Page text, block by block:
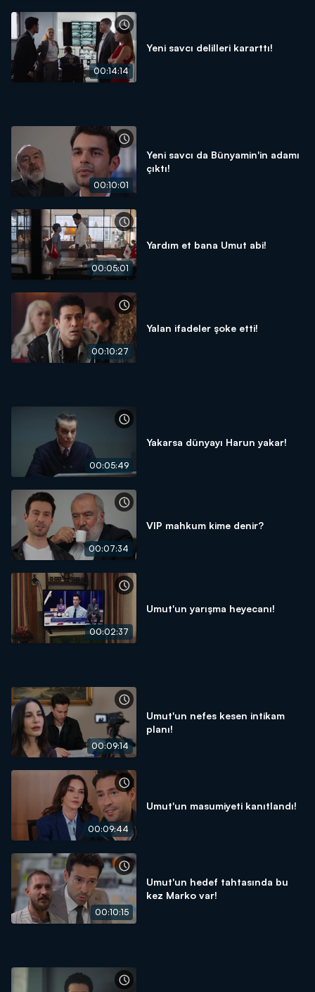
00:14:14
Yeni savcı delilleri kararttı!
00:10:01
Yeni savcı da Bünyamin'in adamı
çıktı!
00:05:01
Yardım et bana Umut abi!
00:10:27
Yalan ifadeler şoke etti!
00:05:49
Yakarsa dünyayı Harun yakar!
00:07:34
VIP mahkum kime denir?
00:02:37
Umut'un yarışma heyecanı!
00:09:14
Umut'un nefes kesen intikam
planı!
00:09:44
Umut'un masumiyeti kanıtlandı!
00:10:15
Umut'un hedef tahtasında bu
kez Marko var!